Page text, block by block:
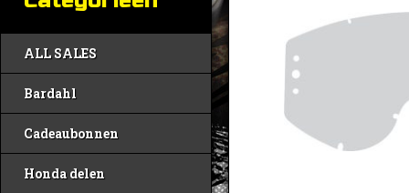
ALL SALES
Bardahl
Cadeaubonnen
Honda delen